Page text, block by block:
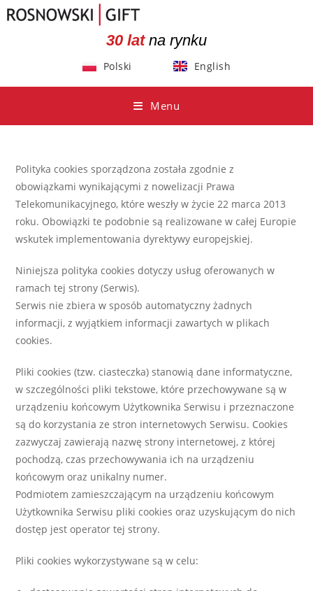
30 lat na rynku
Polski English
Menu
Polityka cookies sporządzona została zgodnie z
obowiązkami wynikającymi z nowelizacji Prawa
Telekomunikacyjnego, które weszły w życie 22 marca 2013
roku. Obowiązki te podobnie są realizowane w całej Europie
wskutek implementowania dyrektywy europejskiej.
Niniejsza polityka cookies dotyczy usług oferowanych w
ramach tej strony (Serwis).
Serwis nie zbiera w sposób automatyczny żadnych
informacji, z wyjątkiem informacji zawartych w plikach
cookies.
Pliki cookies (tzw. ciasteczka) stanowią dane informatyczne,
w szczególności pliki tekstowe, które przechowywane są w
urządzeniu końcowym Użytkownika Serwisu i przeznaczone
są do korzystania ze stron internetowych Serwisu. Cookies
zazwyczaj zawierają nazwę strony internetowej, z której
pochodzą, czas przechowywania ich na urządzeniu
końcowym oraz unikalny numer.
Podmiotem zamieszczającym na urządzeniu końcowym
Użytkownika Serwisu pliki cookies oraz uzyskującym do nich
dostęp jest operator tej strony.
Pliki cookies wykorzystywane są w celu: